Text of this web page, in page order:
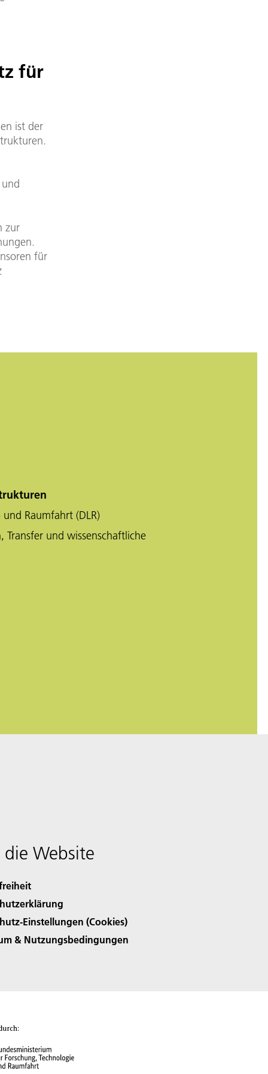
für
ist der
zur
für
Raumfahrt (DLR)
Transfer und wissenschaftliche
die Website
Einstellungen (Cookies)
& Nutzungsbedingungen